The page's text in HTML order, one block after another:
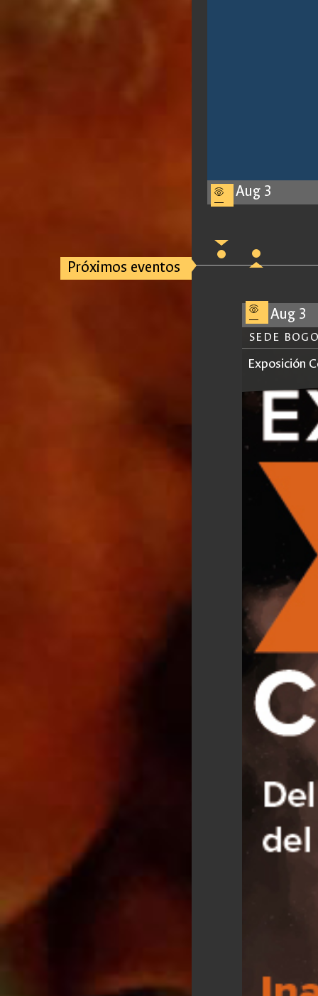
Próximos eventos
Aug 3
SEDE
Exposición
Aug 3